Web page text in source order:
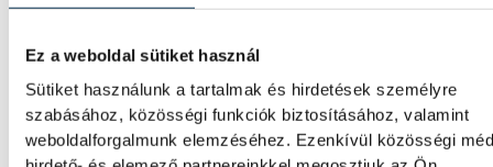
Ez a weboldal sütiket használ
Sütiket használunk a tartalmak és hirdetések személyre
szabásához, közösségi funkciók biztosításához, valamint
weboldalforgalmunk elemzéséhez. Ezenkívül közösségi